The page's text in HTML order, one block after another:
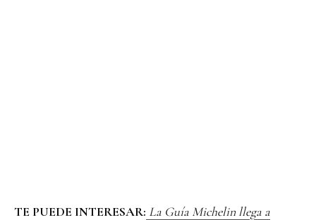
TE PUEDE INTERESAR: La Guía Michelin llega a